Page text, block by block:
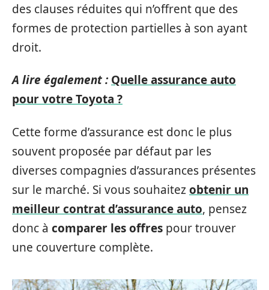
des clauses réduites qui n’offrent que des
formes de protection partielles à son ayant
droit.
A lire également : Quelle assurance auto
pour votre Toyota ?
Cette forme d’assurance est donc le plus
souvent proposée par défaut par les
diverses compagnies d’assurances présentes
sur le marché. Si vous souhaitezobtenir un
meilleur contrat d’assurance auto, pensez
donc à comparer les offres pour trouver
une couverture complète.